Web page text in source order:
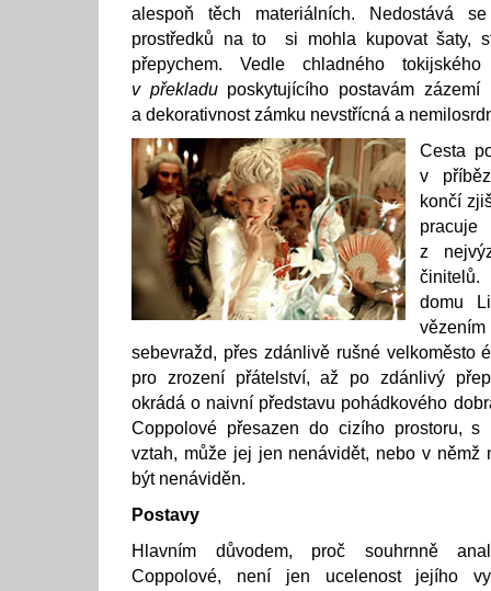
alespoň těch materiálních. Nedostává
prostředků na to si mohla kupovat šaty,
přepychem. Vedle chladného
v překladuposkytujícího postavám zázemí
a dekorativnost zámku nevstřícná a
Cesta
v
končí
z
činitelů.
domu
sebevražd, přes zdánlivě rušné velkoměsto
pro zrození přátelství, až po zdánlivý
okrádá o naivní představu pohádkového
Coppolové přesazen do cizího prostoru, s
vztah, může jej jen nenávidět, nebo v němž
být nenáviděn.
Postavy
Hlavním důvodem, proč souhrnně
Coppolové, není jen ucelenost jejího